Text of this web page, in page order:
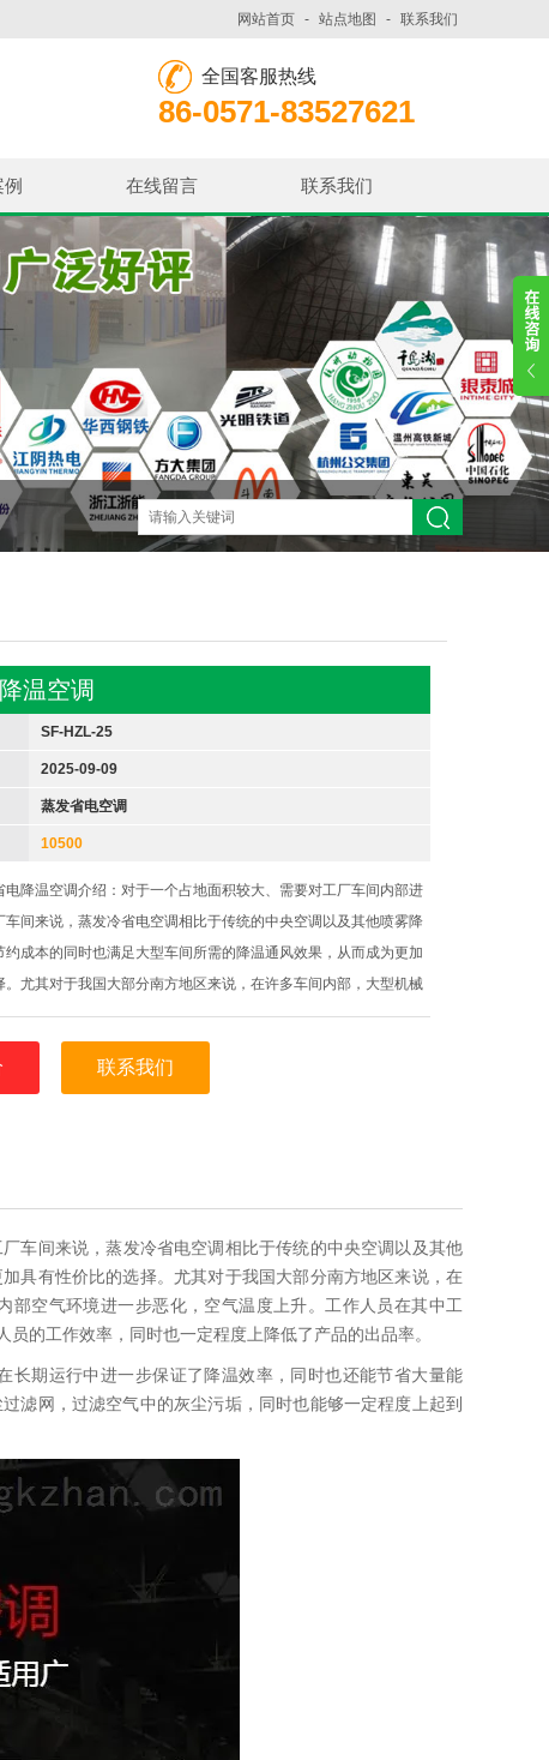
网站首页 - 站点地图 - 联系我们
全国客服热线
86-0571-83527621
例 在线留言 联系我们
温空调
SF-HZL-25
2025-09-09
蒸发省电空调
10500
电降温空调介绍：对于一个占地面积较大、需要对工厂车间内部进
车间来说，蒸发冷省电空调相比于传统的中央空调以及其他喷雾降
约成本的同时也满足大型车间所需的降温通风效果，从而成为更加
。尤其对于我国大部分南方地区来说，在许多车间内部，大型机械
免的向外逸散出热量。这样的热量会使车间内部空气环境进一步恶
。工作人员在其
联系我们
车间来说，蒸发冷省电空调相比于传统的中央空调以及其他
具有性价比的选择。尤其对于我国大部分南方地区来说，在
空气环境进一步恶化，空气温度上升。工作人员在其中工
的工作效率，同时也一定程度上降低了产品的出品率。
长期运行中进一步保证了降温效率，同时也还能节省大量能
滤网，过滤空气中的灰尘污垢，同时也能够一定程度上起到